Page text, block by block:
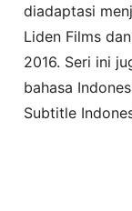
diadaptasi
Liden Films
2016. Seri ini
bahasa
Subtitle